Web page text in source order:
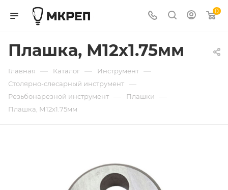
0
Плашка, М12х1.75мм
Главная — Каталог — Инструмент —
Столярно-слесарный инструмент —
Резьбонарезной инструмент — Плашки —
Плашка, М12х1.75мм